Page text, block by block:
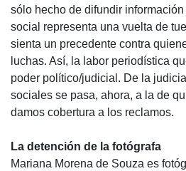
sólo hecho de difundir
social representa una vuelta de
sienta un precedente contra
luchas. Así, la labor periodística
poder político/judicial. De la
sociales se pasa, ahora, a la de
damos cobertura a los reclamos.
La detención de la fotógrafa
Mariana Morena de Souza es